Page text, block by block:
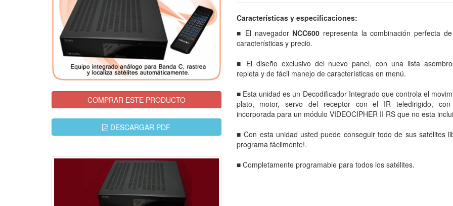
COMPRAR ESTE PRODUCTO
DESCARGAR PDF
Características y especificaciones:
■ El navegador NCC600 representa la combinación perfecta
características y precio.
■ El diseño exclusivo del nuevo panel, con una lista
repleta y de fácil manejo de características en menú.
■ Esta unidad es un Decodificador Integrado que controla el
plato, motor, servo del receptor con el IR teledirigido,
incorporada para un módulo VIDEOCIPHER II RS que no esta
■ Con esta unidad usted puede conseguir todo de sus satélites
programa fácilmente!.
■ Completamente programable para todos los satélites.